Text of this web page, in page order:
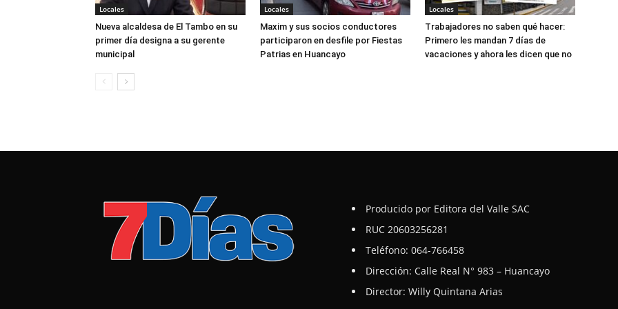
Locales
Nueva alcaldesa de El Tambo en su
primer día designa a su gerente
municipal
Locales
Maxim y sus socios conductores
participaron en desfile por Fiestas
Patrias en Huancayo
Locales
Trabajadores no saben qué hacer:
Primero les mandan 7 días de
vacaciones y ahora les dicen que no
Producido por Editora del Valle SAC
RUC 20603256281
Teléfono: 064-766458
Dirección: Calle Real N° 983 – Huancayo
Director: Willy Quintana Arias